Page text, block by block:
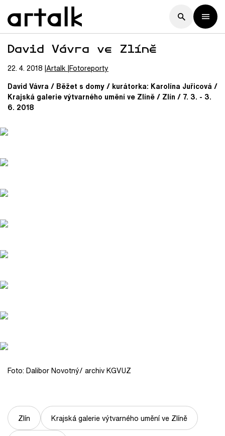
David Vávra ve Zlíně
22. 4. 2018 Artalk Fotoreporty
David Vávra / Běžet s domy / kurátorka: Karolína Juřicová /
Krajská galerie výtvarného umění ve Zlíně / Zlín / 7. 3. - 3.
6. 2018
Foto: Dalibor Novotný/ archiv KGVUZ
Zlín Krajská galerie výtvarného umění ve Zlíně